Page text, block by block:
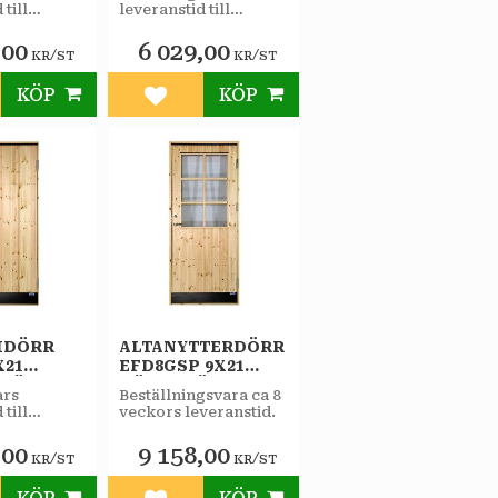
till
KR/ST
i favoriter
KÖP
VARMFÖRRÅD
SPORT 2-GLAS
leveranstid till
6 029,00KR/ST
Lägg till i favoriter
KÖP
till
KR/ST
ALTANYTTERDÖRR
EFD8GSP 9X21
STAR
VARMFÖRRÅD
SPRÖJS
Beställningsvara ca 8
veckors leveranstid.
9 158,00KR/ST